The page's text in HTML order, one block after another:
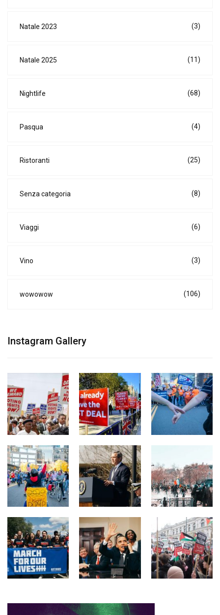
Natale 2023 (3)
Natale 2025 (11)
Nightlife (68)
Pasqua (4)
Ristoranti (25)
Senza categoria (8)
Viaggi (6)
Vino (3)
wowowow (106)
Instagram Gallery